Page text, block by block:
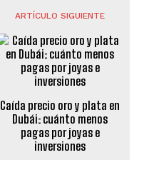
ARTÍCULO SIGUIENTE
Caída precio oro y plata en
Dubái: cuánto menos
pagas por joyas e
inversiones